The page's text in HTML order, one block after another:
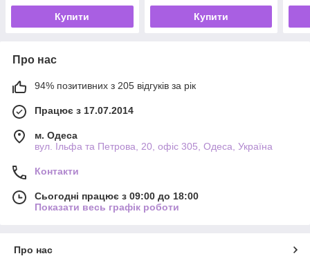
Купити Купити
Про нас
94% позитивних з 205 відгуків за рік
Працює з 17.07.2014
м. Одеса
вул. Ільфа та Петрова, 20, офіс 305, Одеса, Україна
Контакти
Сьогодні працює з 09:00 до 18:00
Показати весь графік роботи
Про нас